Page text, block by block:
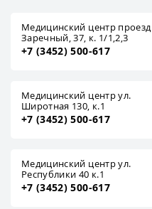
Медицинский центр проезд
Заречный, 37, к. 1/1,2,3
+7 (3452) 500-617
Медицинский центр ул.
Широтная 130, к.1
+7 (3452) 500-617
Медицинский центр ул.
Республики 40 к.1
+7 (3452) 500-617